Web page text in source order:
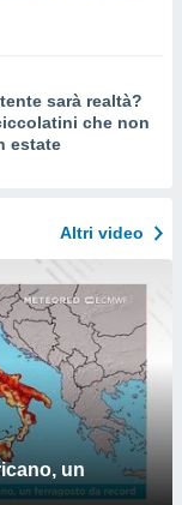
sarà realtà?
che non
estate
Altri video
un